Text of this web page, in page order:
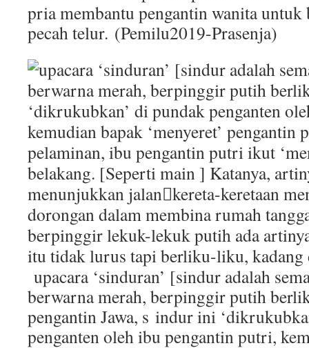
pria membantu pengantin wanita untuk
pecah telur. (Pemilu2019-Prasenja)
upacara ‘sinduran’ [sindur adalah
berwarna merah, berpinggir putih
pengantin Jawa, s indur ini
penganten oleh ibu pengantin putri,